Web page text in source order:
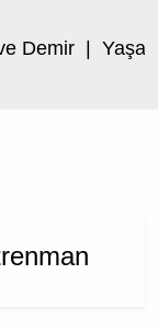
Demir | Yaşa